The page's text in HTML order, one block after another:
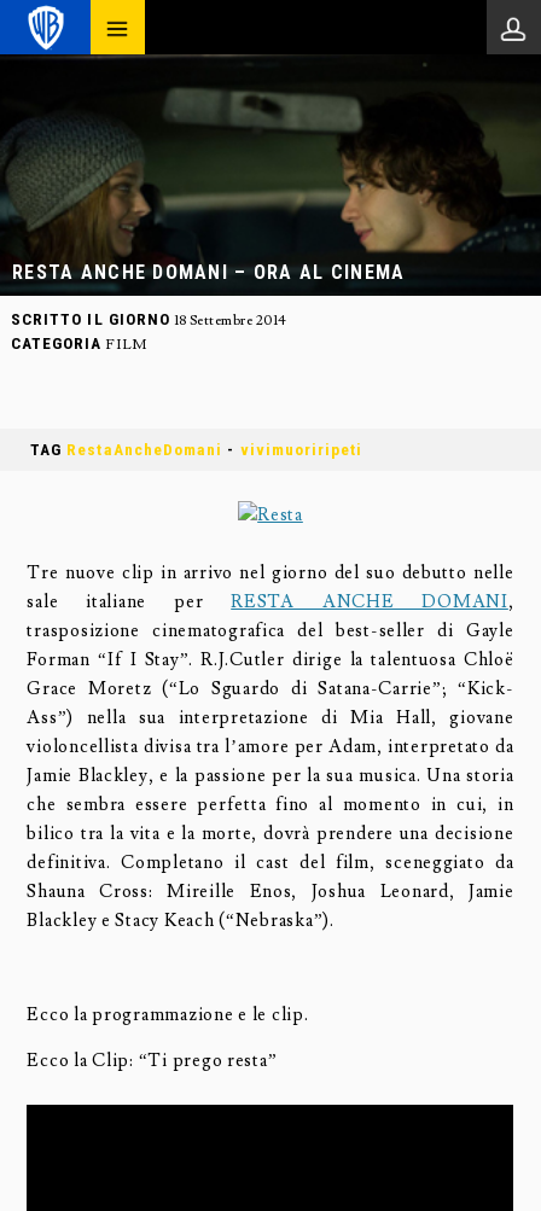
RESTA ANCHE DOMANI – ORA AL CINEMA
SCRITTO IL GIORNO 18 Settembre 2014
CATEGORIA FILM
TAG RestaAncheDomani - vivimuoriripeti
Tre nuove clip in arrivo nel giorno del suo debutto nelle
sale italiane perRESTA ANCHE DOMANI,
trasposizione cinematografica del best-seller di Gayle
Forman “If I Stay”. R.J.Cutler dirige la talentuosa Chloë
Grace Moretz (“Lo Sguardo di Satana-Carrie”; “Kick-
Ass”) nella sua interpretazione di Mia Hall, giovane
violoncellista divisa tra l’amore per Adam, interpretato da
Jamie Blackley, e la passione per la sua musica. Una storia
che sembra essere perfetta fino al momento in cui, in
bilico tra la vita e la morte, dovrà prendere una decisione
definitiva. Completano il cast del film, sceneggiato da
Shauna Cross: Mireille Enos, Joshua Leonard, Jamie
Blackley e Stacy Keach (“Nebraska”).
Ecco la programmazione e le clip.
Ecco la Clip: “Ti prego resta”